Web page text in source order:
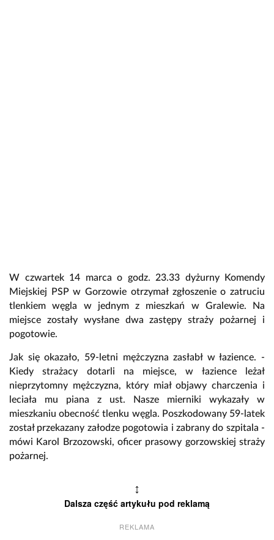
W czwartek 14 marca o godz. 23.33 dyżurny Komendy
Miejskiej PSP w Gorzowie otrzymał zgłoszenie o zatruciu
tlenkiem węgla w jednym z mieszkań w Gralewie. Na
miejsce zostały wysłane dwa zastępy straży pożarnej i
pogotowie.
Jak się okazało, 59-letni mężczyzna zasłabł w łazience. -
Kiedy strażacy dotarli na miejsce, w łazience leżał
nieprzytomny mężczyzna, który miał objawy charczenia i
leciała mu piana z ust. Nasze mierniki wykazały w
mieszkaniu obecność tlenku węgla. Poszkodowany 59-latek
został przekazany załodze pogotowia i zabrany do szpitala -
mówi Karol Brzozowski, oficer prasowy gorzowskiej straży
pożarnej.
↕
Dalsza część artykułu pod reklamą
REKLAMA